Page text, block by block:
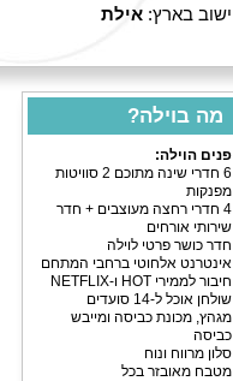
ישוב בארץ:אילת
מה בוילה?
פנים הוילה:
6 חדרי שינה מתוכם 2 סוויטות
מפנקות
4 חדרי רחצה מעוצבים + חדר
שירותי אורחים
חדר כושר פרטי לוילה
אינטרנט אלחוטי ברחבי המתחם
חיבור לממירי HOT ו-NETFLIX
שולחן אוכל ל-14 סועדים
מגהץ, מכונת כביסה ומייבש
כביסה
סלון מרווח ונוח
מטבח מאובזר בכל